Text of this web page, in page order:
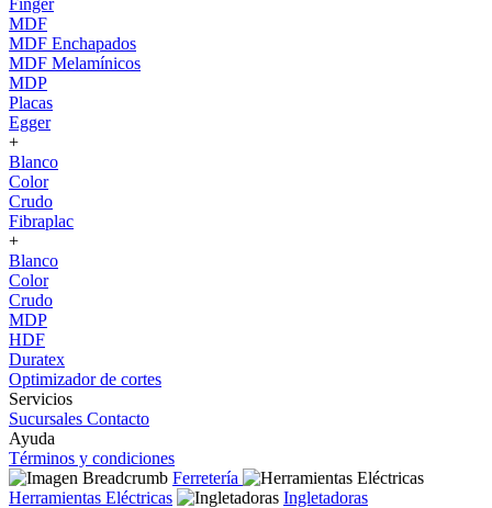
Finger
MDF
MDF Enchapados
MDF Melamínicos
MDP
Placas
Egger
+
Blanco
Color
Crudo
Fibraplac
+
Blanco
Color
Crudo
MDP
HDF
Duratex
Optimizador de cortes
Servicios
Sucursales Contacto
Ayuda
Términos y condiciones
Ferretería
Herramientas Eléctricas
Ingletadoras